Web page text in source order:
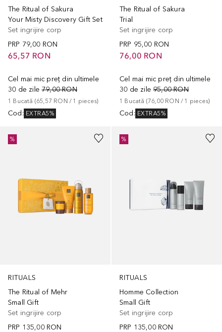
The Ritual of Sakura
Your Misty Discovery Gift Set
Set ingrijire corp
PRP 79,00 RON
65,57 RON
Cel mai mic preț din ultimele
30 de zile 79,00 RON
1 Bucată (65,57 RON / 1 pieces)
Cod : EXTRA5%
The Ritual of Sakura
Trial
Set ingrijire corp
PRP 95,00 RON
76,00 RON
Cel mai mic preț din ultimele
30 de zile 95,00 RON
1 Bucată (76,00 RON / 1 pieces)
Cod : EXTRA5%
RITUALS
The Ritual of Mehr
Small Gift
Set ingrijire corp
PRP 135,00 RON
%
RITUALS
Homme Collection
Small Gift
Set ingrijire corp
PRP 135,00 RON
%